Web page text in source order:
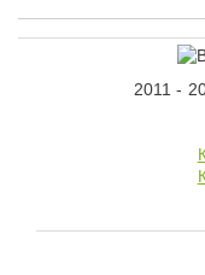
2011 -